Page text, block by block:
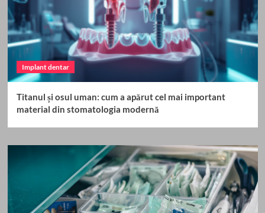
Implant dentar
Titanul și osul uman: cum a apărut cel mai important
material din stomatologia modernă